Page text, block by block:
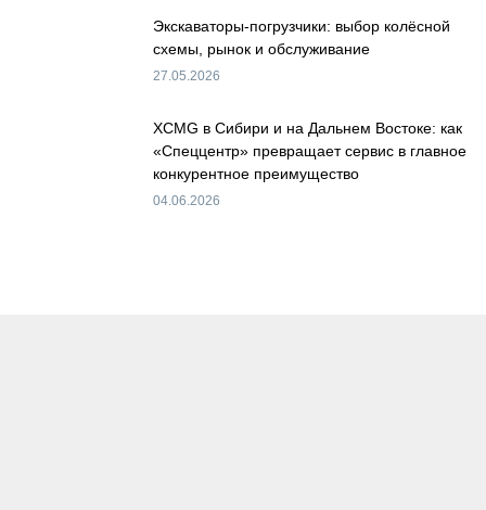
Экскаваторы-погрузчики: выбор колёсной
схемы, рынок и обслуживание
27.05.2026
XCMG в Сибири и на Дальнем Востоке: как
«Спеццентр» превращает сервис в главное
конкурентное преимущество
04.06.2026